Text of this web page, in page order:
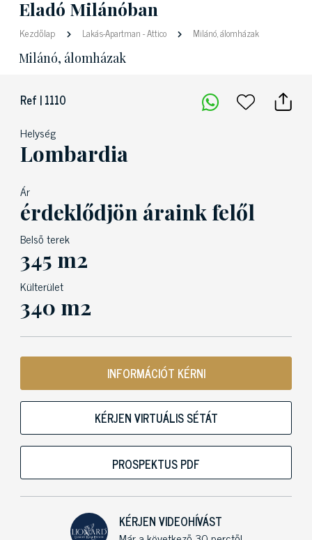
Eladó Milánóban
Kezdőlap Lakás-Apartman-Attico Milánó, álomházak
Milánó, álomházak
Ref | 1110
Helység
Lombardia
Ár
érdeklődjön áraink felől
Belső terek
345 m2
Külterület
340 m2
INFORMÁCIÓT KÉRNI
KÉRJEN VIRTUÁLIS SÉTÁT
PROSPEKTUS PDF
KÉRJEN VIDEOHÍVÁST